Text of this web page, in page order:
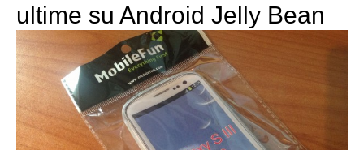
ultime su Android Jelly Bean